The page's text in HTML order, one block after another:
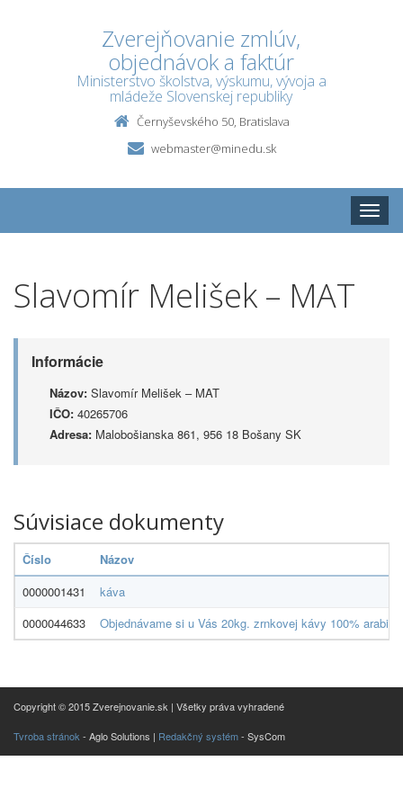
Zverejňovanie zmlúv,
objednávok a faktúr
Ministerstvo školstva, výskumu, vývoja a
mládeže Slovenskej republiky
Černyševského 50, Bratislava
webmaster@minedu.sk
Toggle
Slavomír Melišek – MAT
Informácie
Názov: Slavomír Melišek – MAT
IČO: 40265706
Adresa: Malobošianska 861, 956 18 Bošany SK
Súvisiace dokumenty
Číslo
Názov
0000001431
káva
0000044633
Objednávame si u Vás 20kg. zrnkovej kávy 100%
Copyright © 2015 Zverejnovanie.sk | Všetky práva vyhradené
Tvroba stránok - Aglo Solutions | Redakčný systém- SysCom